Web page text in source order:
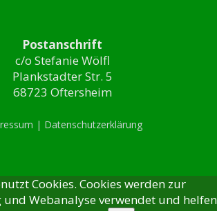
Postanschrift
c/o Stefanie Wölfl
Plankstadter Str. 5
68723 Oftersheim
| Datenschutzerklärung
Cookies. Cookies werden zur
Webanalyse verwendet und helfen